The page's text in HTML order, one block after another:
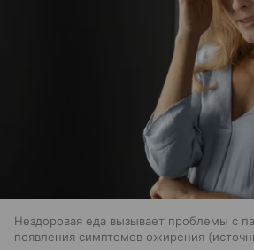
Нездоровая еда вызывает проблемы с
появления симптомов ожирения